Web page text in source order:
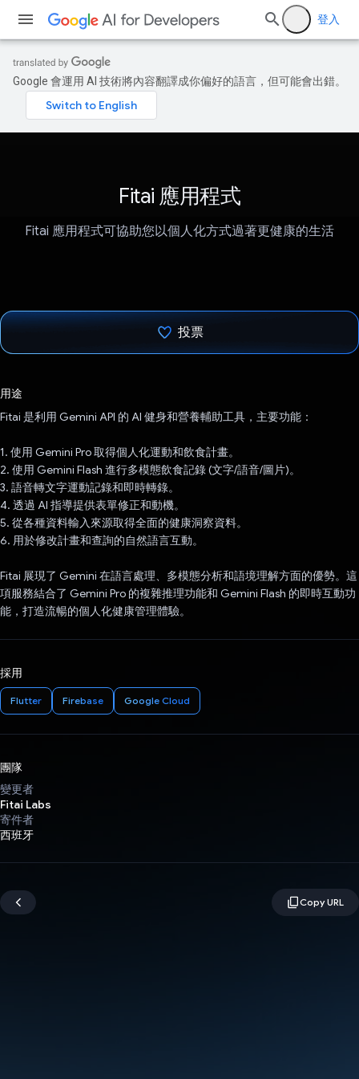
登入
Google 會運用 AI 技術將內容翻譯成你偏好的語言，但可能會出錯。
Fitai 應用程式
Fitai 應用程式可協助您以個人化方式過著更健康的生活
投票
用途
Fitai 是利用 Gemini API 的 AI 健身和營養輔助工具，主要功能：
1. 使用 Gemini Pro 取得個人化運動和飲食計畫。
2. 使用 Gemini Flash 進行多模態飲食記錄 (文字/語音/圖片)。
3. 語音轉文字運動記錄和即時轉錄。
4. 透過 AI 指導提供表單修正和動機。
5. 從各種資料輸入來源取得全面的健康洞察資料。
6. 用於修改計畫和查詢的自然語言互動。
Fitai 展現了 Gemini 在語言處理、多模態分析和語境理解方面的優勢。這
項服務結合了 Gemini Pro 的複雜推理功能和 Gemini Flash 的即時互動功
能，打造流暢的個人化健康管理體驗。
採用
Flutter Firebase Google Cloud
團隊
變更者
Fitai Labs
寄件者
西班牙